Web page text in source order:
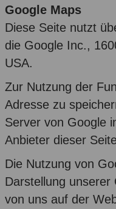
Google Maps
Diese Seite nutzt
die Google Inc.,
USA.
Zur Nutzung der
Adresse zu
Server von Google
Anbieter dieser
Die Nutzung von
Darstellung unserer
von uns auf der